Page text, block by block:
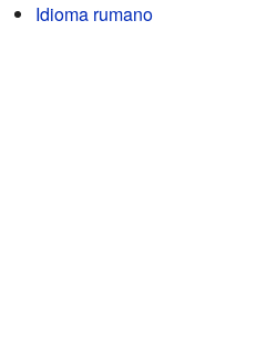
Idioma rumano